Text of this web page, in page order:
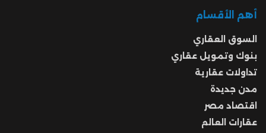
أهم الأقسام
السوق العقاري
بنوك وتمويل عقاري
تداولات عقارية
مدن جديدة
اقتصاد مصر
عقارات العالم